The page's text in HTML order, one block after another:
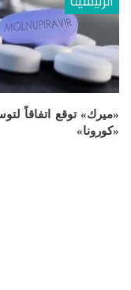
«ميرك» توقع اتفاقاً
«كورونا»